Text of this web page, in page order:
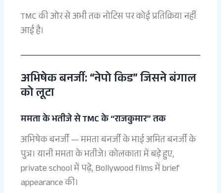
TMC की ओर से अभी तक नोटिस पर कोई प्रतिक्रिया नहीं
आई है।
अभिषेक बनर्जी: “नेपो किड” जिसने बंगाल
को लूटा
ममता के भतीजे से TMC के “राजकुमार” तक
अभिषेक बनर्जी — ममता बनर्जी के भाई अमित बनर्जी के
पुत्र। यानी ममता के भतीजे। कोलकाता में बड़े हुए,
private school में पढ़े, Bollywood films में brief
appearance की।